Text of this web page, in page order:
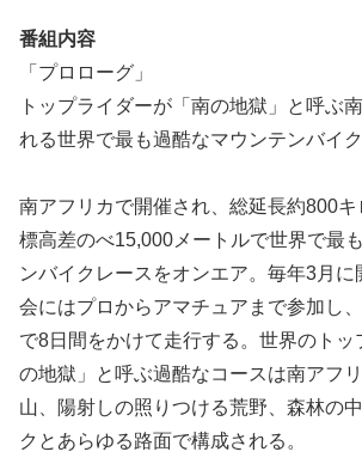
番組内容
「プロローグ」
トップライダーが「南の地獄」と呼ぶ
れる世界で最も過酷なマウンテンバイク
南アフリカで開催され、総延長約800
標高差のべ15,000メートルで世界で最
ンバイクレースをオンエア。毎年3月に
会にはプロからアマチュアまで参加し
で8日間をかけて走行する。世界のトッ
の地獄」と呼ぶ過酷なコースは南アフ
山、陽射しの照りつける荒野、森林の
クとあらゆる路面で構成される。